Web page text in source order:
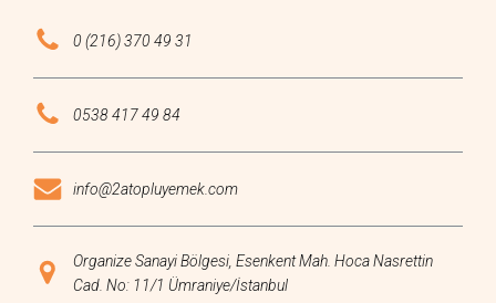
0 (216) 370 49 31
0538 417 49 84
info@2atopluyemek.com
Organize Sanayi Bölgesi, Esenkent Mah. Hoca Nasrettin
Cad. No: 11/1 Ümraniye/İstanbul